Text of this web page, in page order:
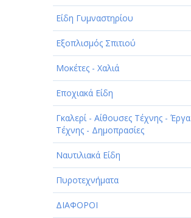
Είδη Γυμναστηρίου
Εξοπλισμός Σπιτιού
Μοκέτες - Χαλιά
Εποχιακά Είδη
Γκαλερί - Αίθουσες Τέχνης - Έργα
Τέχνης - Δημοπρασίες
Ναυτιλιακά Είδη
Πυροτεχνήματα
ΔΙΑΦΟΡΟΙ